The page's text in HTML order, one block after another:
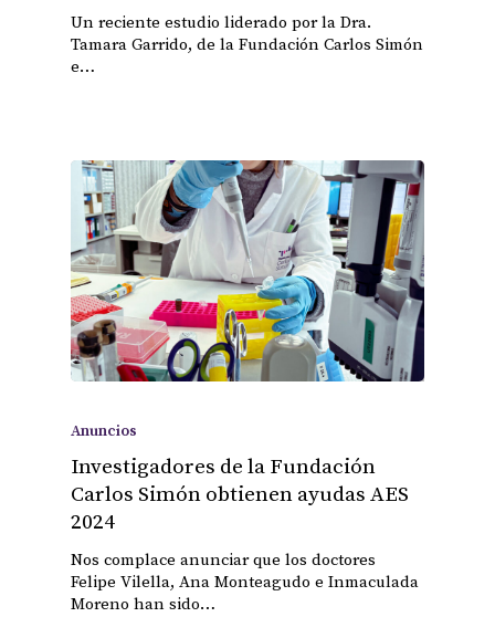
Un reciente estudio liderado por la Dra.
Tamara Garrido, de la Fundación Carlos Simón
e…
Anuncios
Investigadores de la Fundación
Carlos Simón obtienen ayudas AES
2024
Nos complace anunciar que los doctores
Felipe Vilella, Ana Monteagudo e Inmaculada
Moreno han sido…